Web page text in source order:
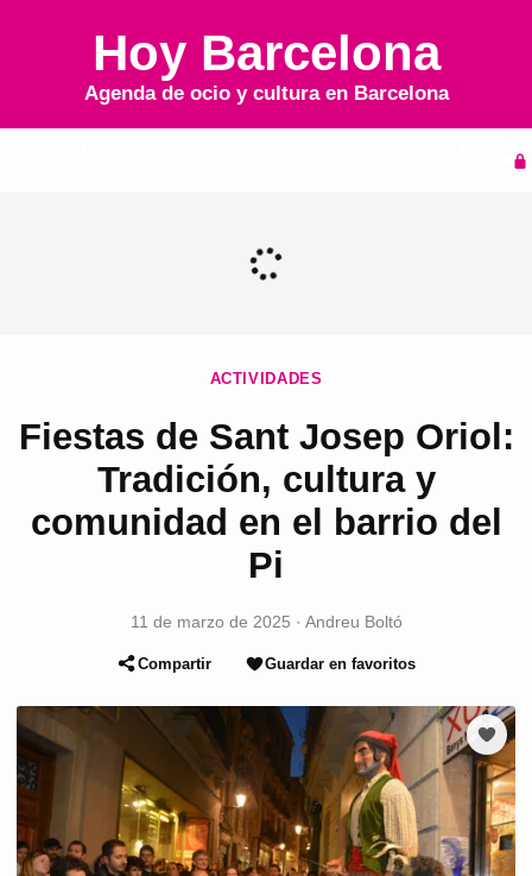
Hoy Barcelona
Agenda de ocio y cultura en Barcelona
ACTIVIDADES
Fiestas de Sant Josep Oriol:
Tradición, cultura y
comunidad en el barrio del
Pi
11 de marzo de 2025 · Andreu Boltó
Compartir Guardar en favoritos